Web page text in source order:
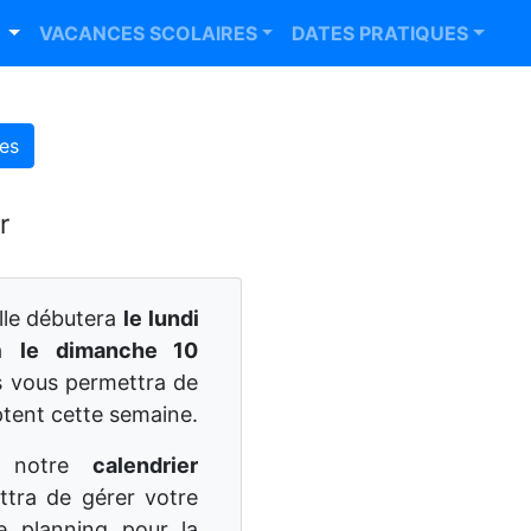
VACANCES SCOLAIRES DATES PRATIQUES
débutera le lundi
le dimanche 10
vous permettra de
cette semaine.
notrecalendrier
de gérer votre